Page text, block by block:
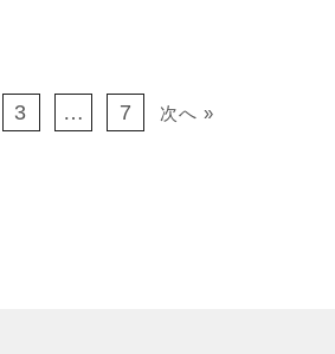
3 … 7 次へ »